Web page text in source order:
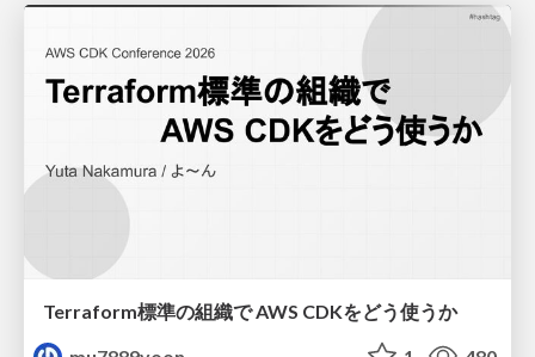
Terraform標準の組織で AWS CDKをどう使うか